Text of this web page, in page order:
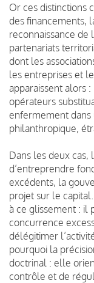
Or ces distinctions
des financements,
reconnaissance de
partenariats
dont les
les entreprises et
apparaissent alors
opérateurs
enfermement
philanthropique,
Dans les deux cas,
d’entreprendre
excédents, la
projet sur le
à ce glissement : il
concurrence
délégitimer
pourquoi la
doctrinal : elle
contrôle et de